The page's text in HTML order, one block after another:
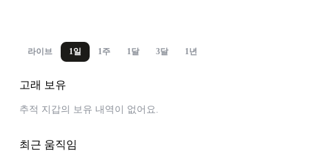
라이브 1일 1주 1달 3달 1년
고래 보유
추적 지갑의 보유 내역이 없어요.
최근 움직임